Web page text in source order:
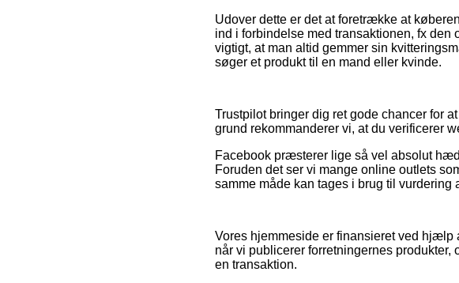
Udover dette er det at foretrække at
ind i forbindelse med transaktionen, fx den
vigtigt, at man altid gemmer sin
søger et produkt til en mand eller kvinde.
Trustpilot bringer dig ret gode chancer for
grund rekommanderer vi, at du verificerer
Facebook præsterer lige så vel absolut
Foruden det ser vi mange online outlets
samme måde kan tages i brug til vurdering
Vores hjemmeside er finansieret ved hjælp
når vi publicerer forretningernes
en transaktion.